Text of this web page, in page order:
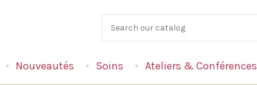
Nouveautés Soins Ateliers & Conférences